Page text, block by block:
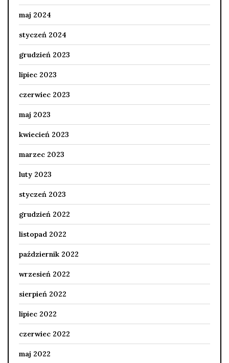
maj 2024
styczeń 2024
grudzień 2023
lipiec 2023
czerwiec 2023
maj 2023
kwiecień 2023
marzec 2023
luty 2023
styczeń 2023
grudzień 2022
listopad 2022
październik 2022
wrzesień 2022
sierpień 2022
lipiec 2022
czerwiec 2022
maj 2022